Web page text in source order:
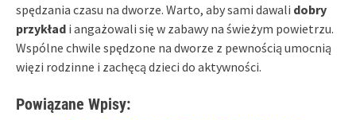
spędzania czasu na dworze. Warto, aby sami dawali dobry
przykład i angażowali się w zabawy na świeżym powietrzu.
Wspólne chwile spędzone na dworze z pewnością umocnią
więzi rodzinne i zachęcą dzieci do aktywności.
Powiązane Wpisy: